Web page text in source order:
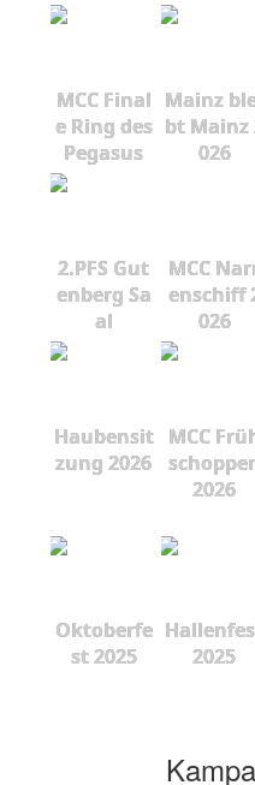
MCC Final
e Ring des
Pegasus
Mainz
bt Mainz
026
2.PFS Gut
enberg Sa
al
MCC
enschiff
026
Haubensit
zung 2026
MCC
2026
Oktoberfe
st 2025
2025